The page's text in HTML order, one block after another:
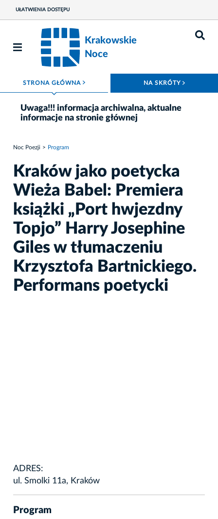
UŁATWIENIA DOSTĘPU
Krakowskie
Noce
STRONA GŁÓWNA ROZWIŃ MENU NA SKRÓTY
Uwaga!!! informacja archiwalna, aktualne
informacje na stronie głównej
Noc Poezji Program
Kraków jako poetycka
Wieża Babel: Premiera
książki „Port hwjezdny
Topjo” Harry Josephine
Giles w tłumaczeniu
Krzysztofa Bartnickiego.
Performans poetycki
ADRES:
ul. Smolki 11a, Kraków
Program